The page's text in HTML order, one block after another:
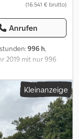
(16.541 € brutto)
Anrufen
996 h,
2019 mit nur 996
Dedpfx Ajzrq T
Betriebsstunden:
* Betriebsgewicht:
netto + 19%
more question
ohne Gewähr
Kleinanzeige